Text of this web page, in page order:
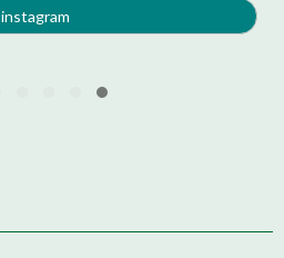
instagram